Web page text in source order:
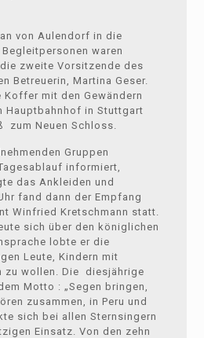
von Aulendorf in die
waren
zweite Vorsitzende des
Betreuerin, Martina Geser.
mit den Gewändern
Hauptbahnhof in Stuttgart
zum Neuen Schloss.
Gruppen
informiert,
das Ankleiden und
fand dann der Empfang
Winfried Kretschmann statt.
sich über den königlichen
lobte er die
Leute, Kindern mit
zu wollen. Die diesjährige
Motto : „Segen bringen,
zusammen, in Peru und
sich bei allen Sternsingern
Einsatz. Von den zehn